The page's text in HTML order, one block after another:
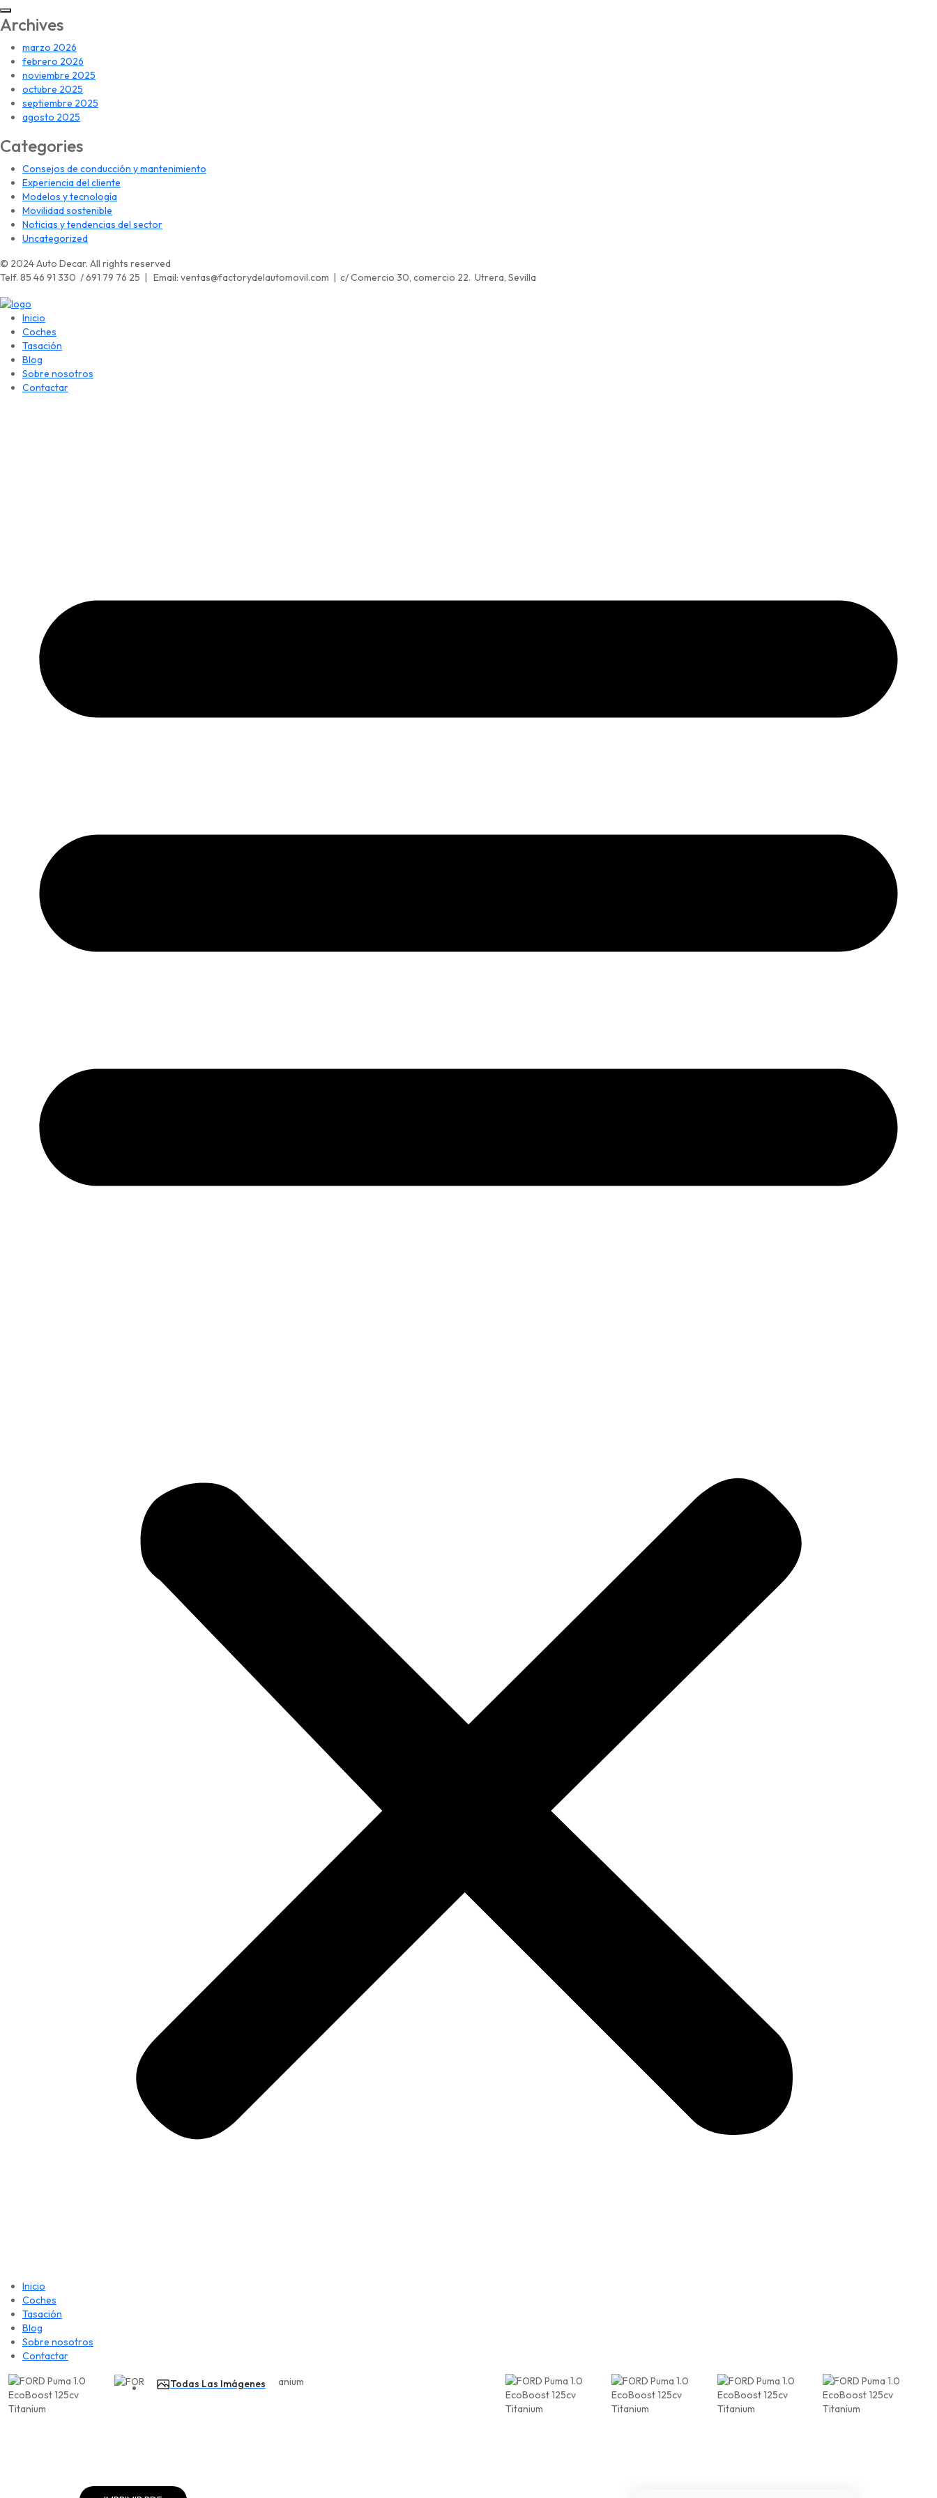
Archives
marzo 2026
febrero 2026
noviembre 2025
octubre 2025
septiembre 2025
agosto 2025
Categories
Consejos de conducción y mantenimiento
Experiencia del cliente
Modelos y tecnología
Movilidad sostenible
Noticias y tendencias del sector
Uncategorized
© 2024 Auto Decar. All rights reserved
Telf. 85 46 91 330 / 691 79 76 25 | Email: ventas@factorydelautomovil.com | c/ Comercio 30, comercio 22. Utrera, Sevilla
Inicio
Coches
Tasación
Blog
Sobre nosotros
Contactar
Inicio
Coches
Tasación
Blog
Sobre nosotros
Contactar
Todas Las Imágenes